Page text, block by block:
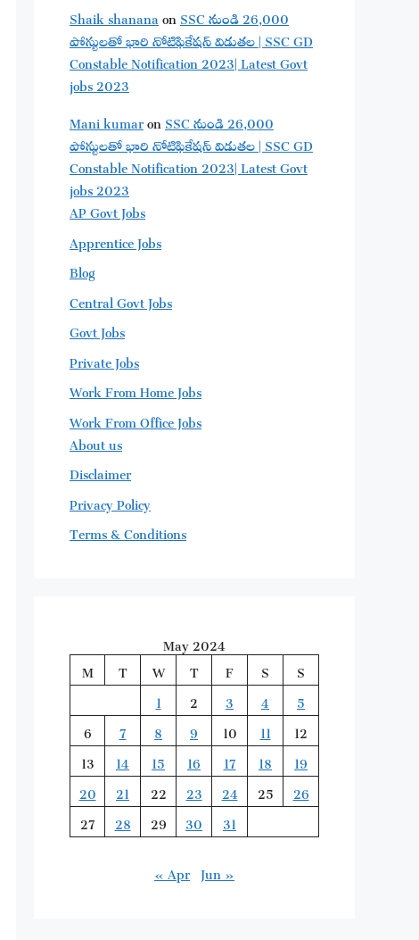
Shaik shananaonSSC నుండి 26,000
పోస్టులతో భారి నోటిఫికేషన్ విడుతల | SSC GD
Constable Notification 2023| Latest Govt
jobs 2023
Mani kumaronSSC నుండి 26,000
పోస్టులతో భారి నోటిఫికేషన్ విడుతల | SSC GD
Constable Notification 2023| Latest Govt
jobs 2023
AP Govt Jobs
Apprentice Jobs
Blog
Central Govt Jobs
Govt Jobs
Private Jobs
Work From Home Jobs
Work From Office Jobs
About us
Disclaimer
Privacy Policy
Terms & Conditions
May 2024
M
T W T F S
S
1
2 3 4
5
6
7 8 9 10 11
12
13
14 15 16 17 18
19
20
21 22 23 24 25
26
27
28 29 30
31
« Apr Jun »